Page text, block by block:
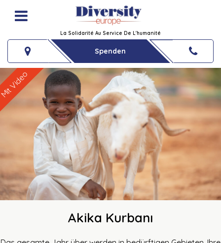
La Solidarité Au Service De L'humanité
Spenden
Video
Akika Kurbanı